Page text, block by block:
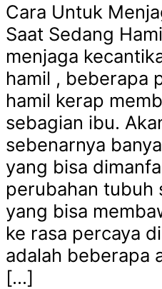
Cara Untuk
Saat Sedang
menjaga
hamil , beberapa
hamil kerap
sebagian ibu.
sebenarnya
yang bisa
perubahan tubuh
yang bisa
ke rasa percaya
adalah beberapa
[…]